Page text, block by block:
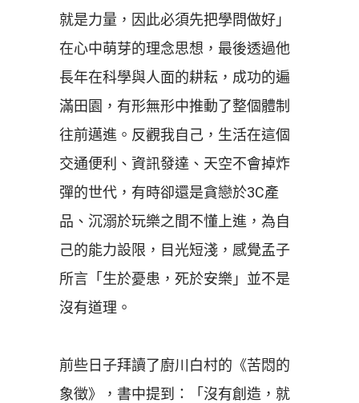
就是力量，因此必須先把學問做好」
在心中萌芽的理念思想，最後透過他
長年在科學與人面的耕耘，成功的遍
滿田園，有形無形中推動了整個體制
往前邁進。反觀我自己，生活在這個
交通便利、資訊發達、天空不會掉炸
彈的世代，有時卻還是貪戀於3C產
品、沉溺於玩樂之間不懂上進，為自
己的能力設限，目光短淺，感覺孟子
所言「生於憂患，死於安樂」並不是
沒有道理。
前些日子拜讀了廚川白村的《苦悶的
象徵》，書中提到：「沒有創造，就